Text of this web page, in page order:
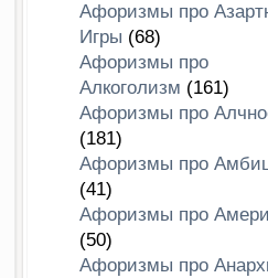
Афоризмы про
Игры (68)
Афоризмы про
Алкоголизм (161)
Афоризмы про
(181)
Афоризмы про
(41)
Афоризмы про
(50)
Афоризмы про